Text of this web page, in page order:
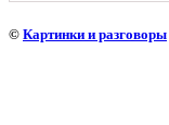
© Картинки и разговоры